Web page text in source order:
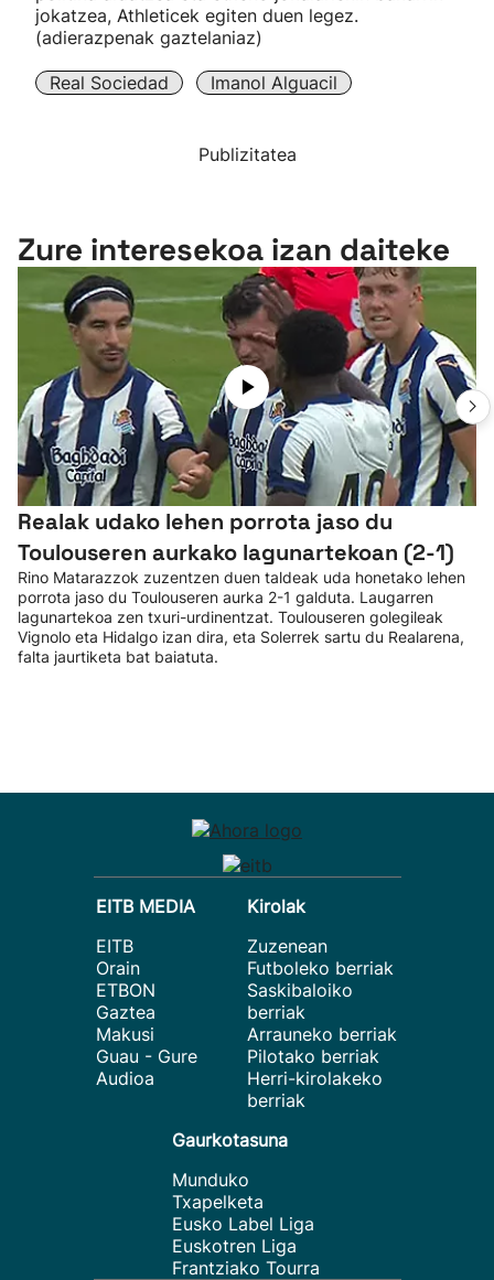
jokatzea, Athleticek egiten duen legez.
(adierazpenak gaztelaniaz)
Real Sociedad Imanol Alguacil
Publizitatea
Zure interesekoa izan daiteke
Realak udako lehen porrota jaso du
Toulouseren aurkako lagunartekoan (2-1)
Rino Matarazzok zuzentzen duen taldeak uda honetako lehen
porrota jaso du Toulouseren aurka 2-1 galduta. Laugarren
lagunartekoa zen txuri-urdinentzat. Toulouseren golegileak
Vignolo eta Hidalgo izan dira, eta Solerrek sartu du Realarena,
falta jaurtiketa bat baiatuta.
EITB MEDIA
EITB
Orain
ETBON
Gaztea
Makusi
Guau - Gure
Audioa
Kirolak
Zuzenean
Futboleko berriak
Saskibaloiko
berriak
Arrauneko berriak
Pilotako berriak
Herri-kirolakeko
berriak
Gaurkotasuna
Munduko
Txapelketa
Eusko Label Liga
Euskotren Liga
Frantziako Tourra